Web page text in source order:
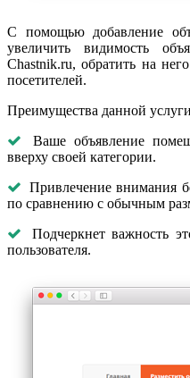
С помощью добавление
увеличить видимость
Chastnik.ru, обратить на
посетителей.
Преимущества данной
Ваше объявление
вверху своей категории.
Привлечение внимания
по сравнению с обычным
Подчеркнет важность
пользователя.